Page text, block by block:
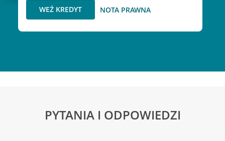
WEŹ KREDYT NOTA PRAWNA
PYTANIA I ODPOWIEDZI